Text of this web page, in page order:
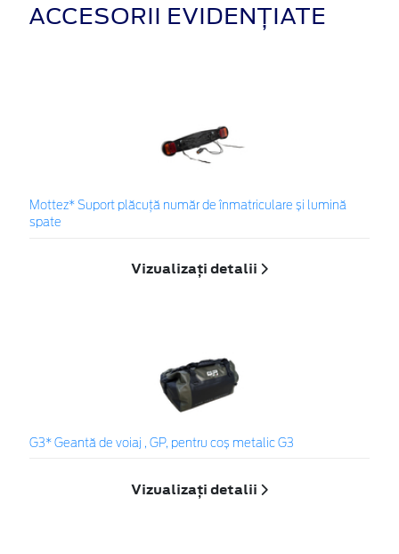
ACCESORII EVIDENȚIATE
Mottez* Suport plăcuță număr de înmatriculare și lumină
spate
Vizualizați detalii
G3* Geantă de voiaj , GP, pentru coș metalic G3
Vizualizați detalii